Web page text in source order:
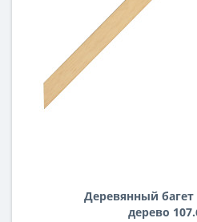
Деревянный
дерево